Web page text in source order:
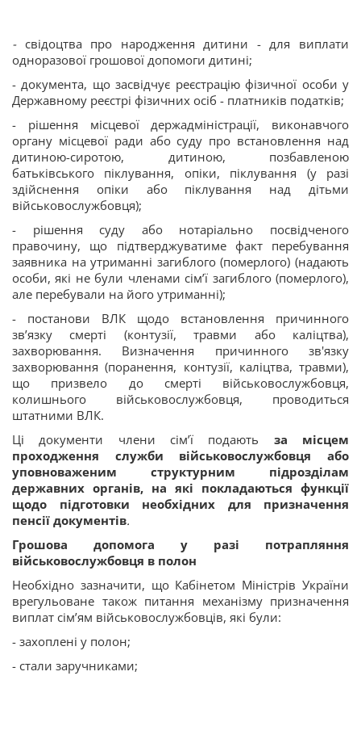
- свідоцтва про народження дитини - для виплати
одноразової грошової допомоги дитині;
- документа, що засвідчує реєстрацію фізичної особи у
Державному реєстрі фізичних осіб - платників податків;
- рішення місцевої держадміністрації, виконавчого
органу місцевої ради або суду про встановлення над
дитиною-сиротою, дитиною, позбавленою
батьківського піклування, опіки, піклування (у разі
здійснення опіки або піклування над дітьми
військовослужбовця);
- рішення суду або нотаріально посвідченого
правочину, що підтверджуватиме факт перебування
заявника на утриманні загиблого (померлого) (надають
особи, які не були членами сім’ї загиблого (померлого),
але перебували на його утриманні);
- постанови ВЛК щодо встановлення причинного
зв’язку смерті (контузії, травми або каліцтва),
захворювання. Визначення причинного зв'язку
захворювання (поранення, контузії, каліцтва, травми),
що призвело до смерті військовослужбовця,
колишнього військовослужбовця, проводиться
штатними ВЛК.
Ці документи члени сім’ї подають за місцем
проходження служби військовослужбовця або
уповноваженим структурним підрозділам
державних органів, на які покладаються функції
щодо підготовки необхідних для призначення
пенсії документів.
Грошова допомога у разі потрапляння
військовослужбовця в полон
Необхідно зазначити, що Кабінетом Міністрів України
врегульоване також питання механізму призначення
виплат сім’ям військовослужбовців, які були:
- захоплені у полон;
- стали заручниками;